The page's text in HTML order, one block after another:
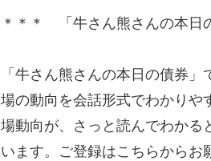
＊＊＊ 「牛さん熊さんの本日
「牛さん熊さんの本日の債券
場の動向を会話形式でわかりや
場動向が、さっと読んでわかる
います。ご登録はこちらからお